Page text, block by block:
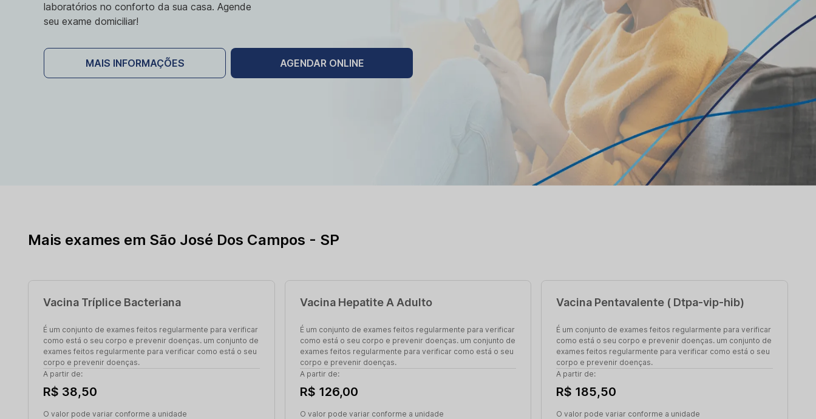
laboratórios no conforto da sua casa. Agende
seu exame domiciliar!
MAIS INFORMAÇÕES AGENDAR ONLINE
Mais exames em São José Dos Campos - SP
Vacina Tríplice Bacteriana
É um conjunto de exames feitos regularmente para verificar
como está o seu corpo e prevenir doenças. um conjunto de
exames feitos regularmente para verificar como está o seu
corpo e prevenir doenças.
A partir de:
R$ 38,50
O valor pode variar conforme a unidade
Vacina Hepatite A Adulto
É um conjunto de exames feitos regularmente para verificar
como está o seu corpo e prevenir doenças. um conjunto de
exames feitos regularmente para verificar como está o seu
corpo e prevenir doenças.
A partir de:
R$ 126,00
O valor pode variar conforme a unidade
Vacina Pentavalente ( Dtpa-vip-hib)
É um conjunto de exames feitos regularmente para verificar
como está o seu corpo e prevenir doenças. um conjunto de
exames feitos regularmente para verificar como está o seu
corpo e prevenir doenças.
A partir de:
R$ 185,50
O valor pode variar conforme a unidade